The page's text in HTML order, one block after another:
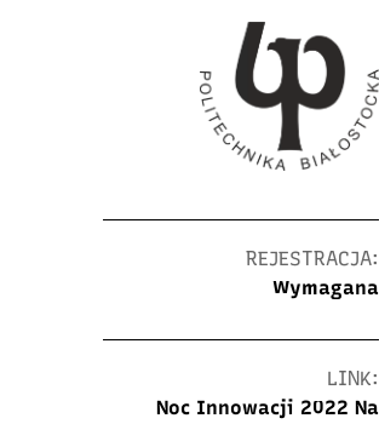
REJESTRACJA:
Wymagana
LINK:
Noc Innowacji 2022 Na